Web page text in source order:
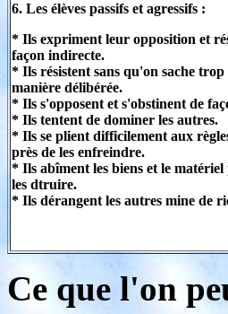
6. Les élèves passifs et agressifs :
* Ils expriment leur opposition et
façon indirecte.
* Ils résistent sans qu'on sache trop
manière délibérée.
* Ils s'opposent et s'obstinent de
* Ils tentent de dominer les autres.
* Ils se plient difficilement aux
près de les enfreindre.
* Ils abîment les biens et le
les dtruire.
* Ils dérangent les autres mine de
Ce que l'on